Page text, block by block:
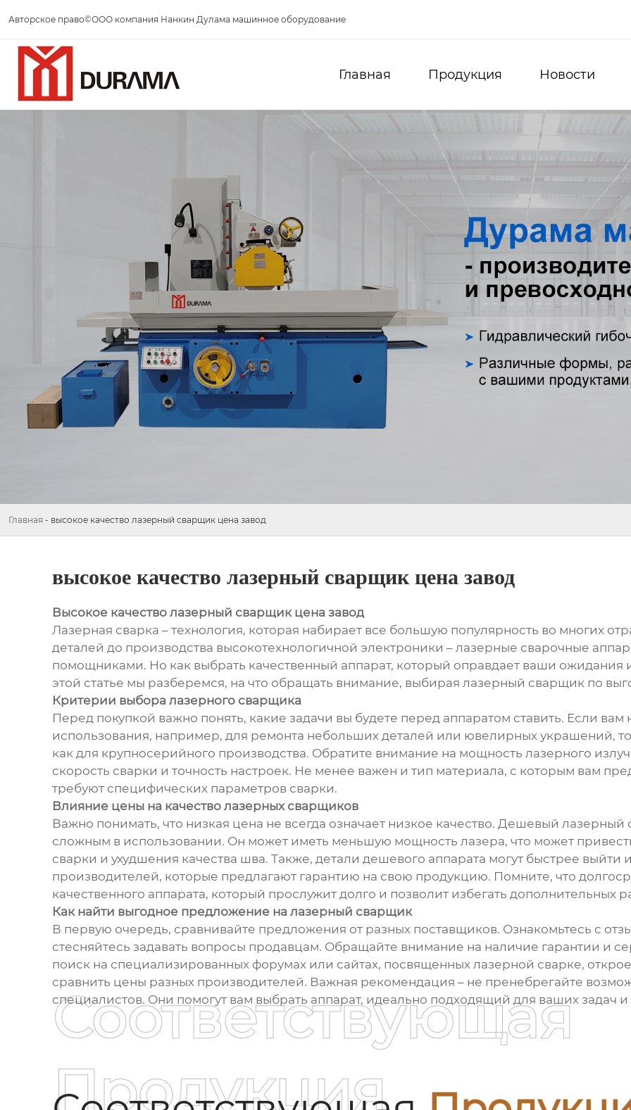
Авторское право©ООО компания Нанкин Дулама машинное оборудование
Главная Продукция Новости
Главная - высокое качество лазерный сварщик цена завод
высокое качество лазерный сварщик цена завод
Высокое качество лазерный сварщик цена завод
Лазерная сварка – технология, которая набирает все большую популярность во многих
деталей до производства высокотехнологичной электроники – лазерные сварочные
помощниками. Но как выбрать качественный аппарат, который оправдает ваши
этой статье мы разберемся, на что обращать внимание, выбирая лазерный сварщик по
Критерии выбора лазерного сварщика
Перед покупкой важно понять, какие задачи вы будете перед аппаратом ставить. Если
использования, например, для ремонта небольших деталей или ювелирных украшений,
как для крупносерийного производства. Обратите внимание на мощность лазерного
скорость сварки и точность настроек. Не менее важен и тип материала, с которым вам
требуют специфических параметров сварки.
Влияние цены на качество лазерных сварщиков
Важно понимать, что низкая цена не всегда означает низкое качество. Дешевый
сложным в использовании. Он может иметь меньшую мощность лазера, что может
сварки и ухудшения качества шва. Также, детали дешевого аппарата могут быстрее
производителей, которые предлагают гарантию на свою продукцию. Помните, что
качественного аппарата, который прослужит долго и позволит избегать дополнительных
Как найти выгодное предложение на лазерный сварщик
В первую очередь, сравнивайте предложения от разных поставщиков. Ознакомьтесь с
стесняйтесь задавать вопросы продавцам. Обращайте внимание на наличие гарантии и
поиск на специализированных форумах или сайтах, посвященных лазерной сварке,
сравнить цены разных производителей. Важная рекомендация – не пренебрегайте
специалистов. Они помогут вам выбрать аппарат, идеально подходящий для ваших задач
Соответствующая
Продукция